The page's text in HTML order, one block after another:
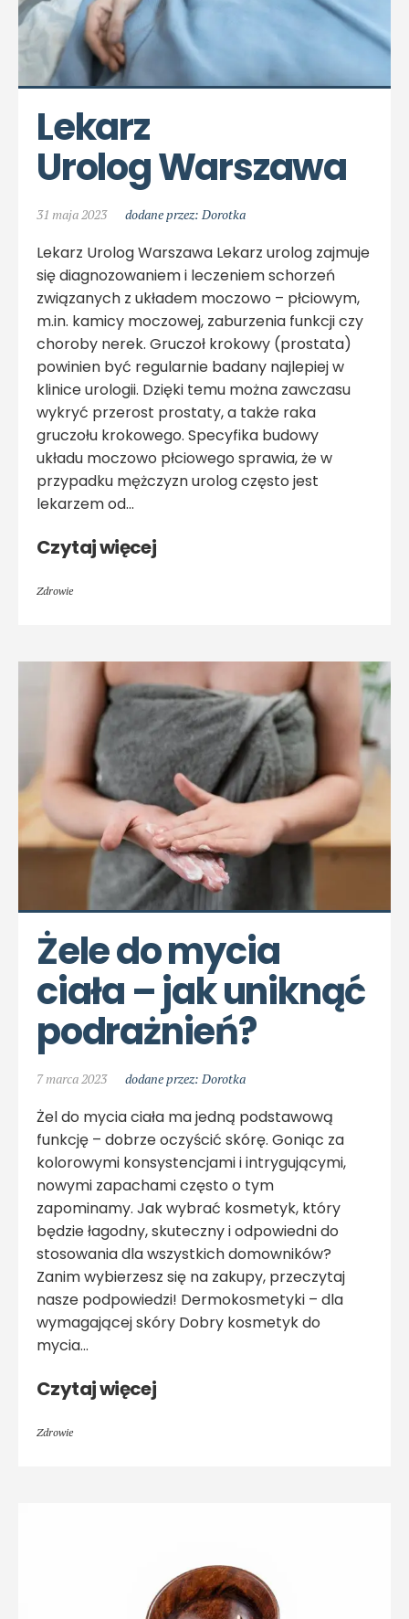
Lekarz
Urolog Warszawa
31 maja 2023 dodane przez: Dorotka
Lekarz Urolog Warszawa Lekarz urolog zajmuje
się diagnozowaniem i leczeniem schorzeń
związanych z układem moczowo – płciowym,
m.in. kamicy moczowej, zaburzenia funkcji czy
choroby nerek. Gruczoł krokowy (prostata)
powinien być regularnie badany najlepiej w
klinice urologii. Dzięki temu można zawczasu
wykryć przerost prostaty, a także raka
gruczołu krokowego. Specyfika budowy
układu moczowo płciowego sprawia, że w
przypadku mężczyzn urolog często jest
lekarzem od...
Czytaj więcej
Zdrowie
Żele do mycia
ciała – jak uniknąć
podrażnień?
7 marca 2023 dodane przez: Dorotka
Żel do mycia ciała ma jedną podstawową
funkcję – dobrze oczyścić skórę. Goniąc za
kolorowymi konsystencjami i intrygującymi,
nowymi zapachami często o tym
zapominamy. Jak wybrać kosmetyk, który
będzie łagodny, skuteczny i odpowiedni do
stosowania dla wszystkich domowników?
Zanim wybierzesz się na zakupy, przeczytaj
nasze podpowiedzi! Dermokosmetyki – dla
wymagającej skóry Dobry kosmetyk do
mycia...
Czytaj więcej
Zdrowie